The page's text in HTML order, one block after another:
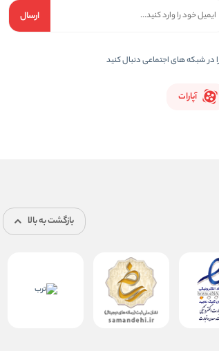
ارسال
در شبکه های اجتماعی دنبال کنید
آپارات
بازگشت به بالا